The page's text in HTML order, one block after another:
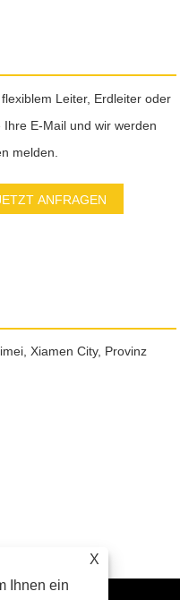
Leiter, Erdleiter oder
E-Mail und wir werden
melden.
Xiamen City, Provinz
X
Ihnen ein